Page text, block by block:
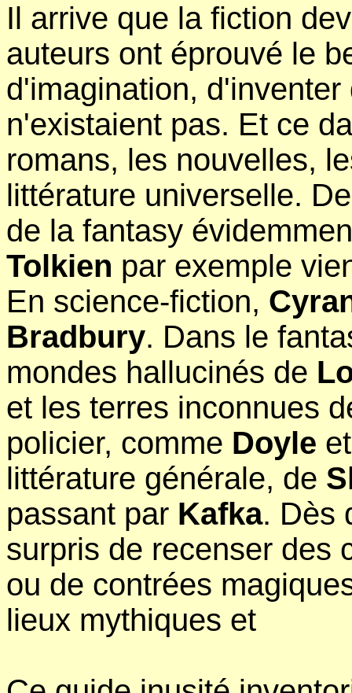
Il arrive que la fiction
auteurs ont éprouvé le
d'imagination,
n'existaient pas. Et ce
romans, les nouvelles,
littérature universelle.
de la fantasy
Tolkien par exemple
En science-fiction,
Bradbury. Dans le
mondes hallucinés de
et les terres inconnues
policier, comme Doyle
littérature générale, de
passant par Kafka. Dès
surpris de recenser des
ou de contrées
lieux mythiques et